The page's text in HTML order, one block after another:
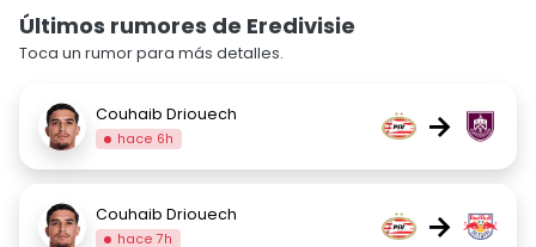
Últimos rumores de Eredivisie
Toca un rumor para más detalles.
Couhaib Driouech
hace 6h →
Couhaib Driouech
hace 7h →